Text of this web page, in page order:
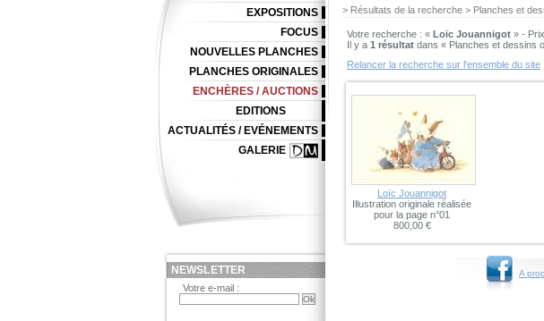
> Résultats de la recherche > Planches et
Votre recherche : « Loïc Jouannigot » - Prix
Il y a 1 résultat dans « Planches et dessins
Relancer la recherche sur l'ensemble du site
Loïc Jouannigot
Illustration originale réalisée
pour la page n°01
800,00 €
A
EXPOSITIONS
FOCUS
NOUVELLES PLANCHES
PLANCHES ORIGINALES
ENCHÈRES / AUCTIONS
EDITIONS
ACTUALITÉS / EVÉNEMENTS
GALERIE
NEWSLETTER
Votre e-mail :